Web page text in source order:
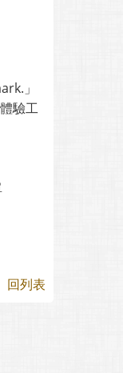
」
驗工
回列表